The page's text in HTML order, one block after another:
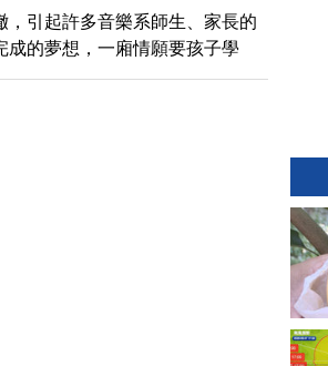
引起許多音樂系師生、家長的
成的夢想，一廂情願要孩子學
。等到孩子開始懷疑自己、甚至
學者建議，讓音樂成為孩子生
路。